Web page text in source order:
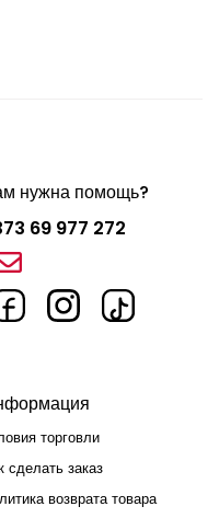
нужна помощь?
69 977 272
торговли
сделать заказ
возврата товара